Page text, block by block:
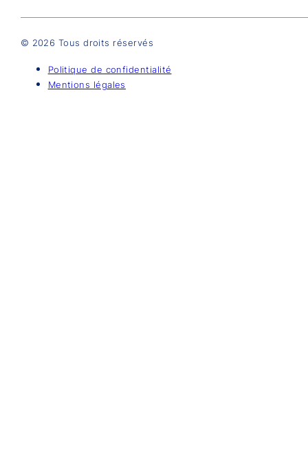
© 2026 Tous droits réservés
Politique de confidentialité
Mentions légales